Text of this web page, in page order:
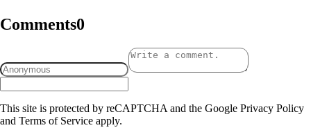
Comments0
This site is protected by reCAPTCHA and the Google Privacy Policy
and Terms of Service apply.